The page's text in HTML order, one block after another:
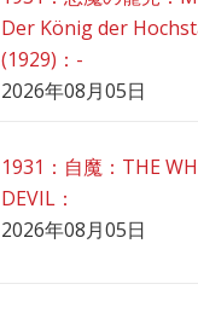
Der König der
(1929)：-
2026年08月05日
1931：自魔：ТHЕ
DEVIL：
2026年08月05日